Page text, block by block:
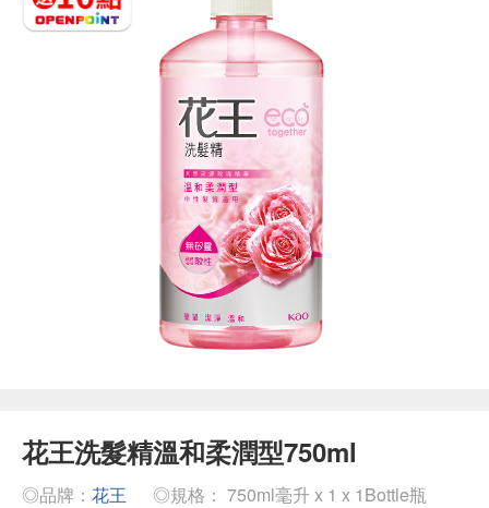
花王洗髮精溫和柔潤型750ml
◎品牌： 花王
◎規格： 750ml毫升 x 1 x 1Bottle瓶